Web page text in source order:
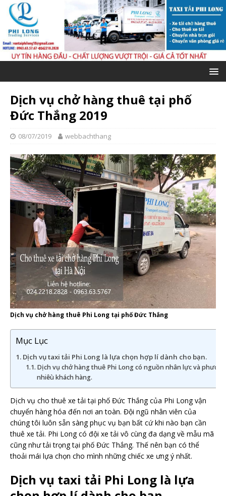
Dịch vụ chở hàng thuê tại phố
Đức Thắng 2019
08/07/2019 webbachthang
Dịch vụ chở hàng thuê Phi Long tại phố Đức Thắng
Mục Lục
Dịch vụ taxi tải Phi Long là lựa chọn hợp lí dành cho bạn.
Dịch vụ chở hàng thuê Phi Long có nguồn nhân lực và
nhiêù khách hàng.
Dịch vụ cho thuê xe tải tại phố Đức Thắng của Phi Long vận
chuyển hàng hóa đến nơi an toàn. Đội ngũ nhân viên của
chúng tôi luôn sẵn sàng phục vụ bạn bất cứ khi nào bạn cần
thuê xe tải. Phi Long có đội xe tải vô cùng đa dạng về mẫu mã
cũng như tải trọng tại phố Đức Thắng. Thế nên bạn có thể
thoải mái lựa chọn cho mình những chiếc xe ưng ý nhất.
Dịch vụ taxi tải Phi Long là lựa